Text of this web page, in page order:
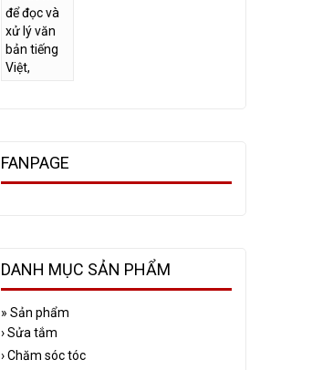
FANPAGE
DANH MỤC SẢN PHẨM
» Sản phẩm
›Sửa tắm
›Chăm sóc tóc